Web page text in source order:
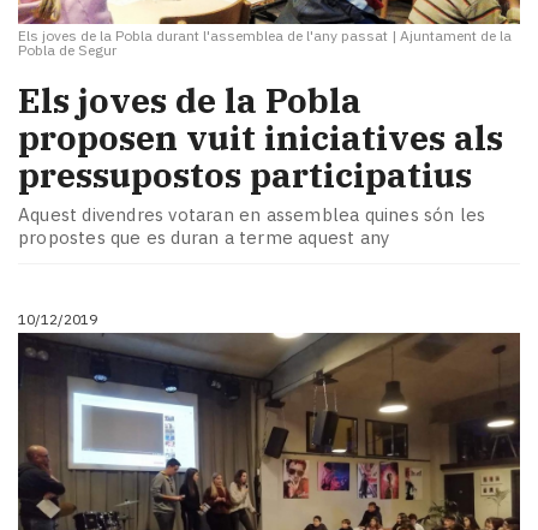
Els joves de la Pobla durant l'assemblea de l'any passat | Ajuntament de la
Pobla de Segur
Els joves de la Pobla
proposen vuit iniciatives als
pressupostos participatius
Aquest divendres votaran en assemblea quines són les
propostes que es duran a terme aquest any
10/12/2019